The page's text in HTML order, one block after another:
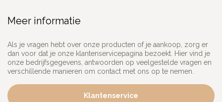
Meer informatie
Als je vragen hebt over onze producten of je aankoop, zorg er
dan voor dat je onze klantenservicepagina bezoekt. Hier vind je
onze bedrijfsgegevens, antwoorden op veelgestelde vragen en
verschillende manieren om contact met ons op te nemen.
Klantenservice